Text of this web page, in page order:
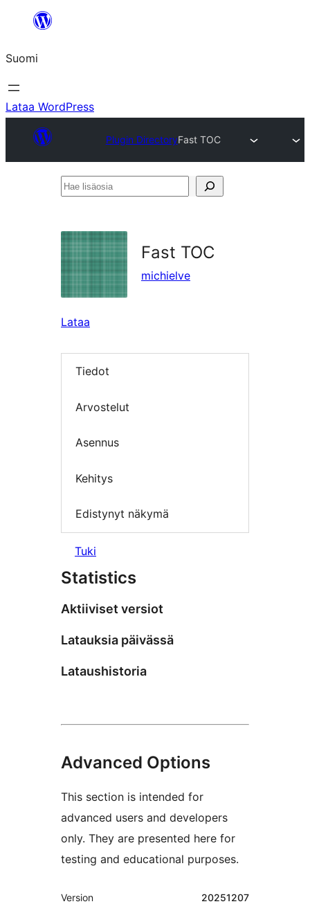
Suomi
Lataa WordPress
Plugin DirectoryFast TOC
Hae
Fast TOC
michielve
Lataa
Tiedot
Arvostelut
Asennus
Kehitys
Edistynyt näkymä
Tuki
Statistics
Aktiiviset versiot
Latauksia päivässä
Lataushistoria
Advanced Options
This section is intended for
advanced users and developers
only. They are presented here for
testing and educational purposes.
Metatiedot
Version 20251207